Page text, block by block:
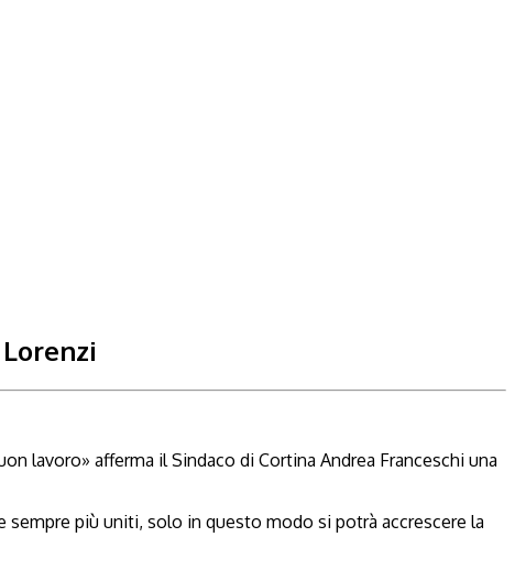
lavoro» afferma il Sindaco di Cortina Andrea Franceschi una
più uniti, solo in questo modo si potrà accrescere la